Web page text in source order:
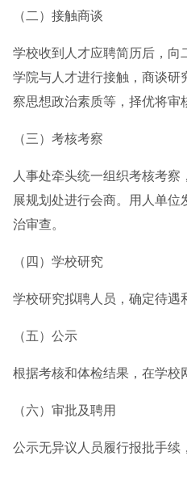
（二）接触商谈
学校收到人才应聘简历后，向
学院与人才进行接触，商谈研
察思想政治素质等，择优将审
（三）考核考察
人事处牵头统一组织考核考
展规划处进行会商。用人单
治审查。
（四）学校研究
学校研究拟聘人员，确定待遇
（五）公示
根据考核和体检结果，在学校
（六）审批及聘用
公示无异议人员履行报批手续